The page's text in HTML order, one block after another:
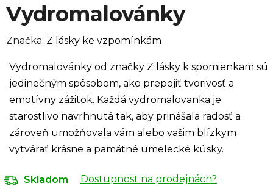
Vydromalovánky
Značka: Z lásky ke vzpomínkám
Vydromalovánky od značky Z lásky k spomienkam sú
jedinečným spôsobom, ako prepojiť tvorivosť a
emotívny zážitok. Každá vydromalovanka je
starostlivo navrhnutá tak, aby prinášala radosť a
zároveň umožňovala vám alebo vašim blízkym
vytvárať krásne a pamätné umelecké kúsky.
Skladom Dostupnost na prodejnách?